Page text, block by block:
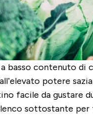
basso contenuto
potere
facile da gustare
sottostante